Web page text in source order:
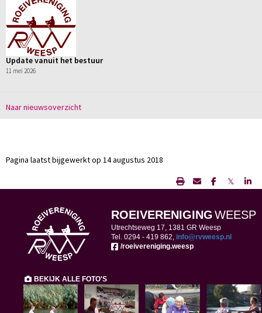
Update vanuit het bestuur
11 mei 2026
Naar nieuwsoverzicht
Pagina laatst bijgewerkt op 14 augustus 2018
𝕏
ROEIVERENIGINGWEESP
Utrechtseweg 17, 1381 GR Weesp
Tel. 0294 - 419 862, ofni@rvweesp.nl
/roeivereniging.weesp
BEKIJK ALLE FOTO'S